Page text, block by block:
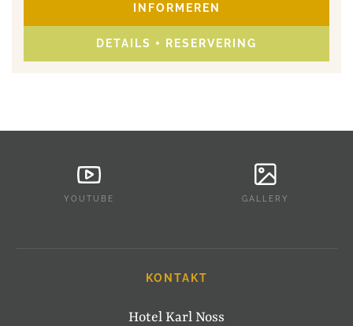
INFORMEREN
DETAILS + RESERVERING
YOUTUBE GALLERY
KONTAKT
Hotel Karl Noss